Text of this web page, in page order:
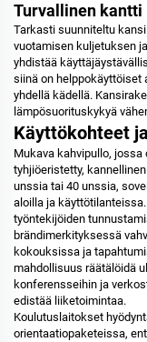
Turvallinen kantti
Tarkasti suunniteltu
vuotamisen kuljetuksen
yhdistää
siinä on helppokäyttöiset
yhdellä kädellä.
lämpösuorituskykyä
Käyttökohteet
Mukava kahvipullo,
tyhjiöeristetty,
unssia tai 40 unssia,
aloilla ja
työntekijöiden
brändimerkityksessä
kokouksissa ja
mahdollisuus räätälöidä
konferensseihin ja
edistää liiketoimintaa.
Koulutuslaitokset
orientaatiopaketeissa,